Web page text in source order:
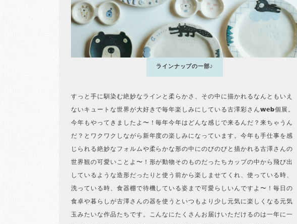
ラインナップの一部♪
すっと手に馴染む絶妙なラインと柔らかさ、その中に描かれるなんともいえ
ないキュートな世界が大好きで毎年楽しみにしている古澤彩さんweb個展。
今年もやってきましたよ〜！毎年今年はどんな感じで来るんだ？来ちゃうん
だ？とワクワクしながら新年度の楽しみになっています。今年も手仕事を感
じられる絶妙なフォルムや柔らかな形の中にのびのびと描かれる古澤さんの
世界観の可愛いことよ〜！形が動物そのものだったちカップの中から飛び出
しているような造形だったりと使う前から楽しませてくれ、使っている時、
洗っている時、食器棚で待機している姿まで可愛らしいんですよ〜！毎日の
食卓や暮らしが古澤さんの器を使うといつもより少し元気に楽しくなる元気
玉みたいな作品たちです。こんなにたくさんお届けいただけるのは一年に一